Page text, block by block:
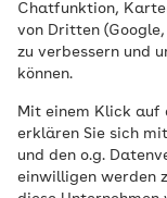
Chatfunktion,
von Dritten
zu verbessern und
können.
Mit einem Klick auf
erklären Sie sich
und den o.g.
einwilligen werden
Ausbildung |
31.08.2026